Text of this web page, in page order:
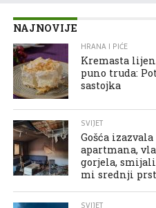
NAJNOVIJE
HRANA I PIĆE
Kremasta
puno truda:
sastojka
SVIJET
Gošća
apartmana,
gorjela,
mi srednji